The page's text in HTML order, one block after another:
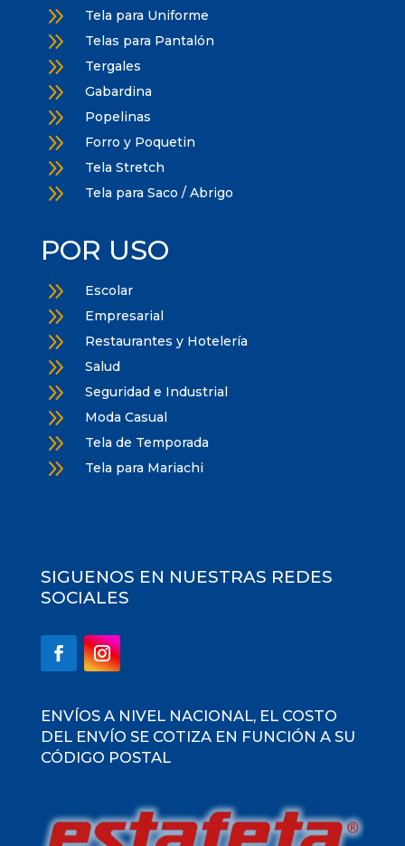
9 Tela para Uniforme
9 Telas para Pantalón
9 Tergales
9 Gabardina
9 Popelinas
9 Forro y Poquetin
9 Tela Stretch
9 Tela para Saco / Abrigo
POR USO
9 Escolar
9 Empresarial
9 Restaurantes y Hotelería
9 Salud
9 Seguridad e Industrial
9 Moda Casual
9 Tela de Temporada
9 Tela para Mariachi
SIGUENOS EN NUESTRAS REDES
SOCIALES
ENVÍOS A NIVEL NACIONAL, EL COSTO
DEL ENVÍO SE COTIZA EN FUNCIÓN A SU
CÓDIGO POSTAL